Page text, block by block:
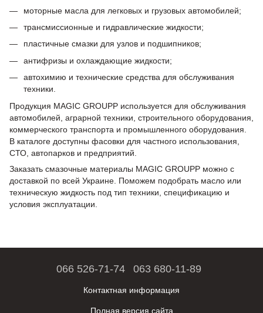
моторные масла для легковых и грузовых автомобилей;
трансмиссионные и гидравлические жидкости;
пластичные смазки для узлов и подшипников;
антифризы и охлаждающие жидкости;
автохимию и технические средства для обслуживания
техники.
Продукция MAGIC GROUPP используется для обслуживания
автомобилей, аграрной техники, строительного оборудования,
коммерческого транспорта и промышленного оборудования.
В каталоге доступны фасовки для частного использования,
СТО, автопарков и предприятий.
Заказать смазочные материалы MAGIC GROUPP можно с
доставкой по всей Украине. Поможем подобрать масло или
техническую жидкость под тип техники, спецификацию и
условия эксплуатации.
066 526-71-74 063 680-11-89
Контактная информация
Полная версия сайта